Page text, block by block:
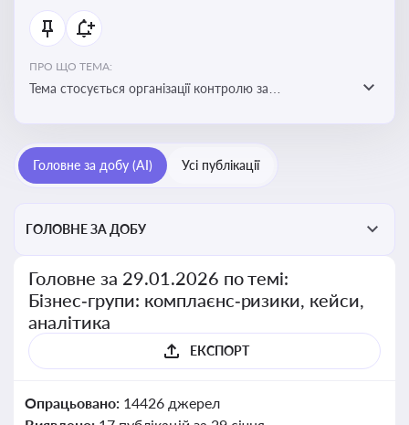
ПРО ЩО ТЕМА:
Тема стосується організації контролю за
Головне за добу (AI) Усі публікації
ГОЛОВНЕ ЗА ДОБУ
Головне за 29.01.2026 по темі:
Бізнес‑групи: комплаєнс‑ризики, кейси,
аналітика
ЕКСПОРТ
Опрацьовано: 14426 джерел